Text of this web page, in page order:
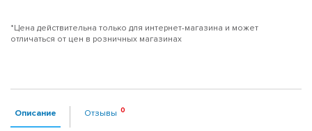
*Цена действительна только для интернет-магазина и может
отличаться от цен в розничных магазинах
Описание Отзывы